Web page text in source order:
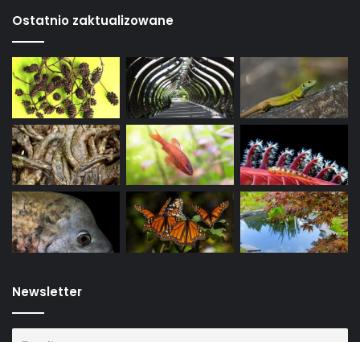
Ostatnio zaktualizowane
Newsletter